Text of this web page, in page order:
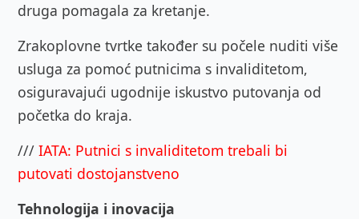
druga pomagala za kretanje.
Zrakoplovne tvrtke također su počele nuditi više
usluga za pomoć putnicima s invaliditetom,
osiguravajući ugodnije iskustvo putovanja od
početka do kraja.
/// IATA: Putnici s invaliditetom trebali bi
putovati dostojanstveno
Tehnologija i inovacija